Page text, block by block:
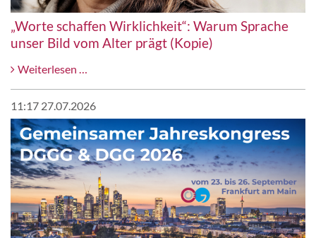
„Worte schaffen Wirklichkeit“: Warum Sprache
unser Bild vom Alter prägt (Kopie)
Weiterlesen …
schaffen
Wirklichkeit“:
Warum
Sprache
unser
Bild
vom
Alter
prägt
11:17 27.07.2026